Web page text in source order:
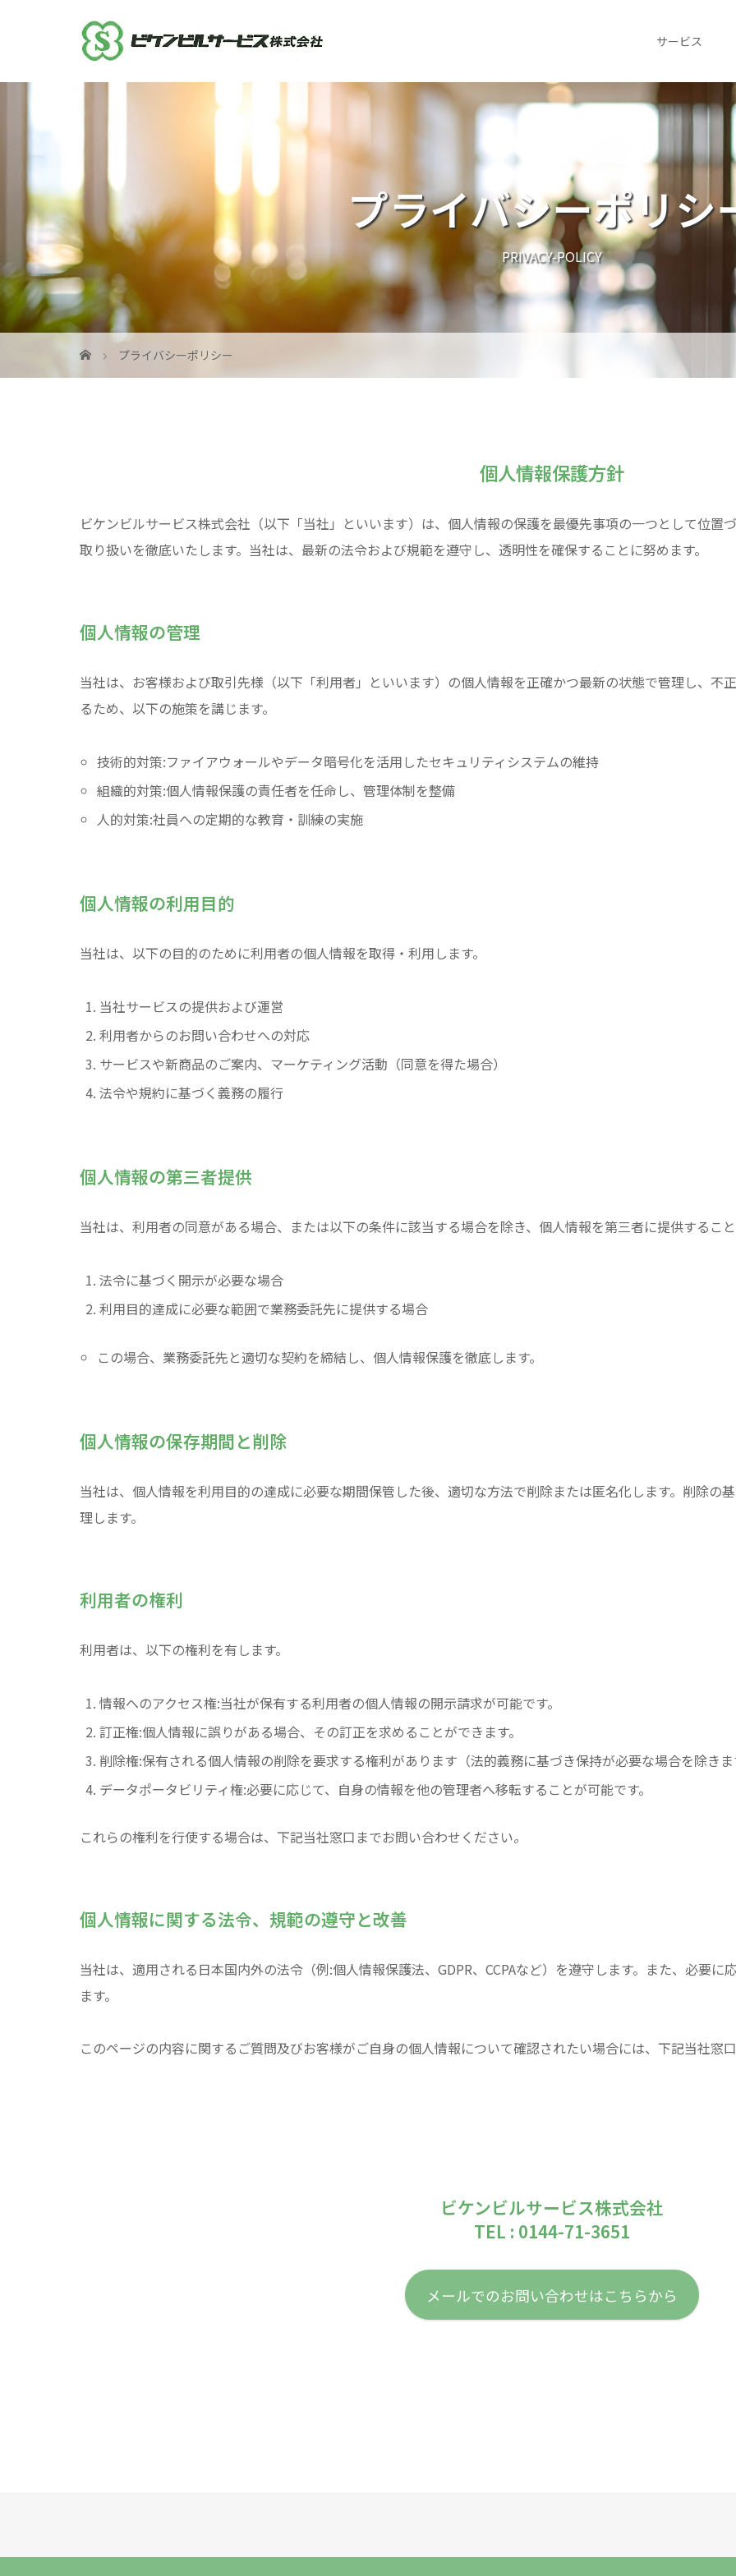
サービス
プライバシーポリシ
PRIVACY-POLICY
プライバシーポリシー
個人情報保護方針
ビケンビルサービス株式会社（以下「当社」といいます）は、個人情報の保護を最優先事項の一つとして位置
取り扱いを徹底いたします。当社は、最新の法令および規範を遵守し、透明性を確保することに努めます。
個人情報の管理
当社は、お客様および取引先様（以下「利用者」といいます）の個人情報を正確かつ最新の状態で管理し、不
るため、以下の施策を講じます。
技術的対策:ファイアウォールやデータ暗号化を活用したセキュリティシステムの維持
組織的対策:個人情報保護の責任者を任命し、管理体制を整備
人的対策:社員への定期的な教育・訓練の実施
個人情報の利用目的
当社は、以下の目的のために利用者の個人情報を取得・利用します。
当社サービスの提供および運営
利用者からのお問い合わせへの対応
サービスや新商品のご案内、マーケティング活動（同意を得た場合）
法令や規約に基づく義務の履行
個人情報の第三者提供
当社は、利用者の同意がある場合、または以下の条件に該当する場合を除き、個人情報を第三者に提供すること
法令に基づく開示が必要な場合
利用目的達成に必要な範囲で業務委託先に提供する場合
この場合、業務委託先と適切な契約を締結し、個人情報保護を徹底します。
個人情報の保存期間と削除
当社は、個人情報を利用目的の達成に必要な期間保管した後、適切な方法で削除または匿名化します。削除の
理します。
利用者の権利
利用者は、以下の権利を有します。
情報へのアクセス権:当社が保有する利用者の個人情報の開示請求が可能です。
訂正権:個人情報に誤りがある場合、その訂正を求めることができます。
削除権:保有される個人情報の削除を要求する権利があります（法的義務に基づき保持が必要な場合を除きま
データポータビリティ権:必要に応じて、自身の情報を他の管理者へ移転することが可能です。
これらの権利を行使する場合は、下記当社窓口までお問い合わせください。
個人情報に関する法令、規範の遵守と改善
当社は、適用される日本国内外の法令（例:個人情報保護法、GDPR、CCPAなど）を遵守します。また、必要
ます。
このページの内容に関するご質問及びお客様がご自身の個人情報について確認されたい場合には、下記当社窓
ビケンビルサービス株式会社
TEL : 0144-71-3651
メールでのお問い合わせはこちらから